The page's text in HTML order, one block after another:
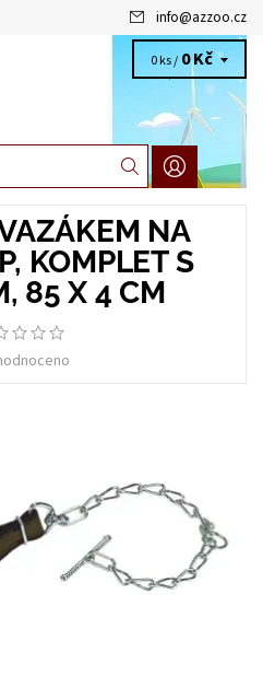
info@azzoo.cz
0 ks / 0 Kč
NA
KOMPLET S
85 X 4 CM